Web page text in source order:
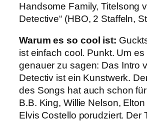
Handsome Family, Titelsong
Detective“ (HBO, 2 Staffeln,
Warum es so cool ist:
ist einfach cool. Punkt. Um es
genauer zu sagen: Das Intro
Detectiv ist ein Kunstwerk.
des Songs hat auch schon
B.B. King, Willie Nelson,
Elvis Costello porudziert. Der